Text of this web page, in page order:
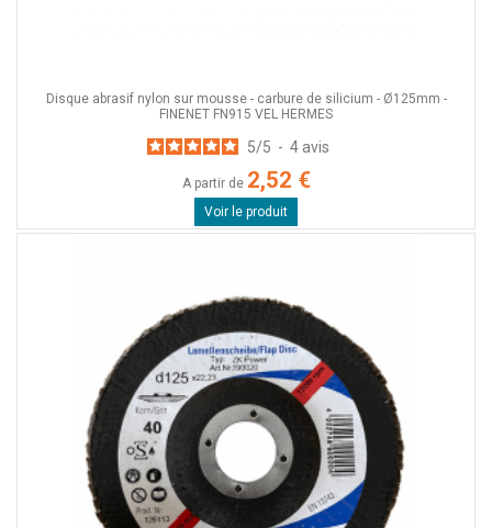
Disque abrasif nylon sur mousse - carbure de silicium - Ø125mm -
FINENET FN915 VEL HERMES
5/5 - 4 avis
A partir de 2,52 €
Voir le produit